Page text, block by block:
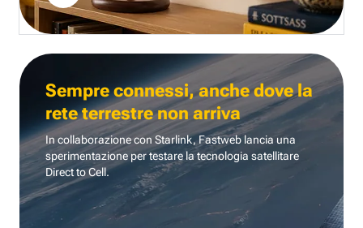
Sempre connessi, anche dove la
rete terrestre non arriva
In collaborazione con Starlink, Fastweb lancia una
sperimentazione per testare la tecnologia satellitare
Direct to Cell.